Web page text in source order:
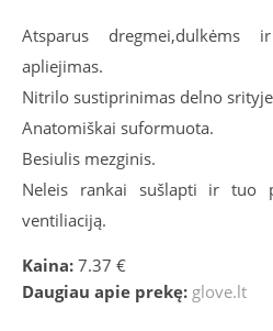
Atsparus
apliejimas.
Nitrilo sustiprinimas delno
Anatomiškai suformuota.
Besiulis mezginis.
Neleis rankai sušlapti ir tuo
ventiliaciją.
Kaina: 7.37 €
Daugiau apie prekę: glove.lt